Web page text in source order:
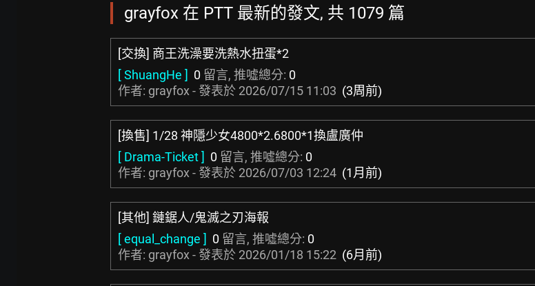
grayfox 在 PTT 最新的發文, 共 1079 篇
[交換] 商王洗澡要洗熱水扭蛋*2
[ ShuangHe ] 0 留言, 推噓總分: 0
作者: grayfox - 發表於 2026/07/15 11:03 (3周前)
[換售] 1/28 神隱少女4800*2.6800*1換盧廣仲
[ Drama-Ticket ] 0 留言, 推噓總分: 0
作者: grayfox - 發表於 2026/07/03 12:24 (1月前)
[其他] 鏈鋸人/鬼滅之刃海報
[ equal_change ] 0 留言, 推噓總分: 0
作者: grayfox - 發表於 2026/01/18 15:22 (6月前)